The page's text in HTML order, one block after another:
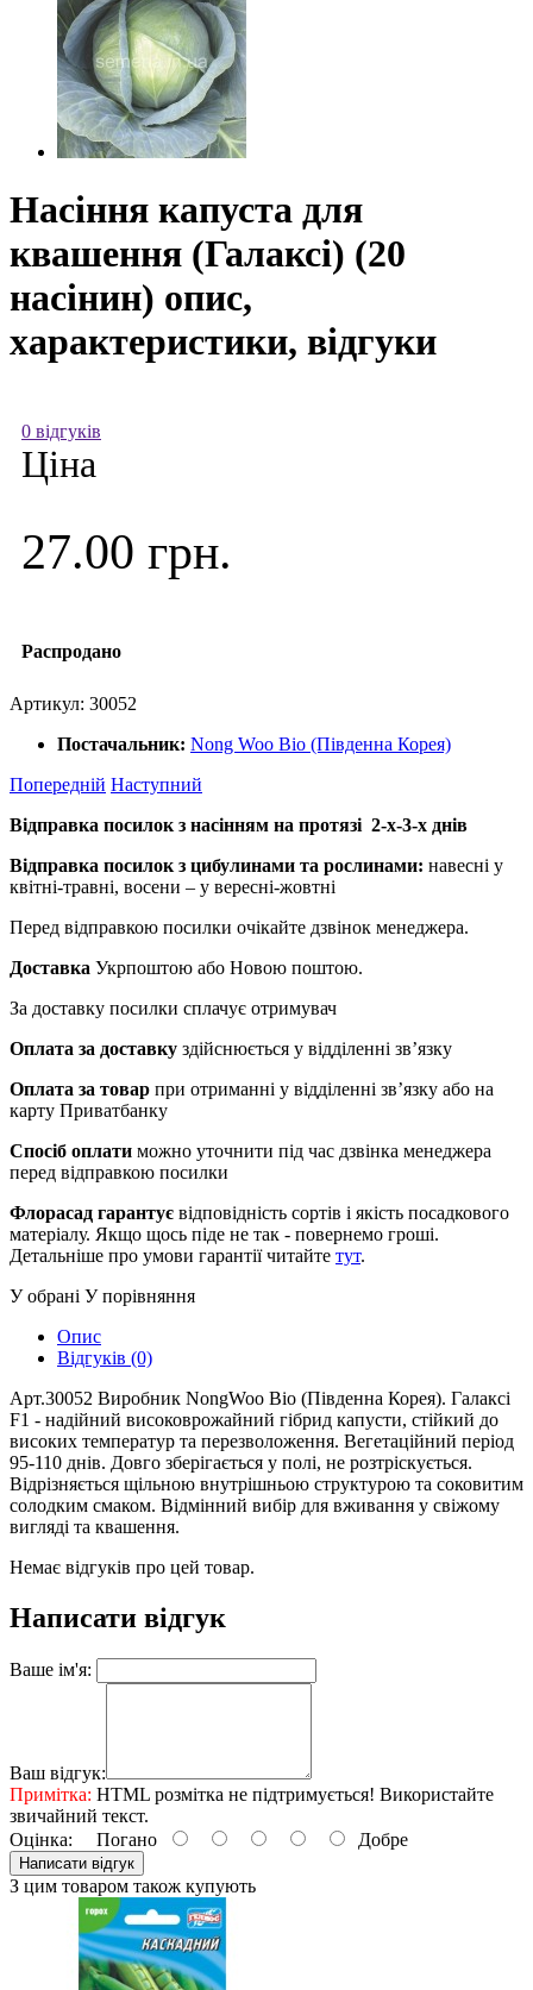
Насіння капуста для
квашення (Галаксі) (20
насінин) опис,
характеристики, відгуки
0 відгуків
Ціна
27.00 грн.
Распродано
Артикул: 30052
Постачальник: Nong Woo Bio (Південна Корея)
Попередній Наступний
Відправка посилок з насінням на протязі 2-х-3-х днів
Відправка посилок з цибулинами та рослинами: навесні у
квітні-травні, восени – у вересні-жовтні
Перед відправкою посилки очікайте дзвінок менеджера.
Доставка Укрпоштою або Новою поштою.
За доставку посилки сплачує отримувач
Оплата за доставку здійснюється у відділенні зв’язку
Оплата за товар при отриманні у відділенні зв’язку або на
карту Приватбанку
Спосіб оплати можно уточнити під час дзвінка менеджера
перед відправкою посилки
Флорасад гарантує відповідність сортів і якість посадкового
матеріалу. Якщо щось піде не так - повернемо гроші.
Детальніше про умови гарантії читайте тут.
У обрані У порівняння
Опис
Відгуків (0)
Арт.30052 Виробник NongWoo Bio (Південна Корея). Галаксі
F1 - надійний високоврожайний гібрид капусти, стійкий до
високих температур та перезволоження. Вегетаційний період
95-110 днів. Довго зберігається у полі, не розтріскується.
Відрізняється щільною внутрішньою структурою та соковитим
солодким смаком. Відмінний вибір для вживання у свіжому
вигляді та квашення.
Немає відгуків про цей товар.
Написати відгук
Ваше ім'я:
Ваш відгук:
Примітка: HTML розмітка не підтримується! Використайте
звичайний текст.
Оцінка: Погано Добре
Написати відгук
З цим товаром також купують